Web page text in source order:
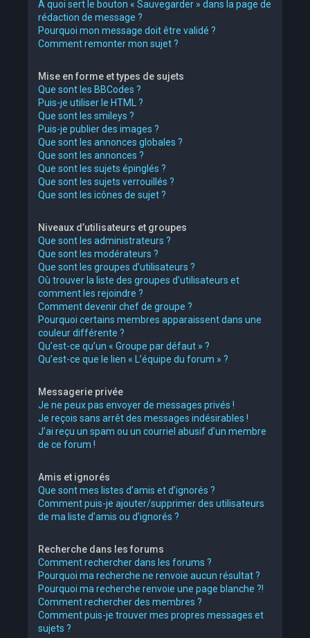
À quoi sert le bouton « Sauvegarder » dans la page de
rédaction de message ?
Pourquoi mon message doit être validé ?
Comment remonter mon sujet ?
Mise en forme et types de sujets
Que sont les BBCodes ?
Puis-je utiliser le HTML ?
Que sont les smileys ?
Puis-je publier des images ?
Que sont les annonces globales ?
Que sont les annonces ?
Que sont les sujets épinglés ?
Que sont les sujets verrouillés ?
Que sont les icônes de sujet ?
Niveaux d’utilisateurs et groupes
Que sont les administrateurs ?
Que sont les modérateurs ?
Que sont les groupes d’utilisateurs ?
Où trouver la liste des groupes d’utilisateurs et
comment les rejoindre ?
Comment devenir chef de groupe ?
Pourquoi certains membres apparaissent dans une
couleur différente ?
Qu’est-ce qu’un « Groupe par défaut » ?
Qu’est-ce que le lien « L’équipe du forum » ?
Messagerie privée
Je ne peux pas envoyer de messages privés !
Je reçois sans arrêt des messages indésirables !
J’ai reçu un spam ou un courriel abusif d’un membre
de ce forum !
Amis et ignorés
Que sont mes listes d’amis et d’ignorés ?
Comment puis-je ajouter/supprimer des utilisateurs
de ma liste d’amis ou d’ignorés ?
Recherche dans les forums
Comment rechercher dans les forums ?
Pourquoi ma recherche ne renvoie aucun résultat ?
Pourquoi ma recherche renvoie une page blanche ?!
Comment rechercher des membres ?
Comment puis-je trouver mes propres messages et
sujets ?